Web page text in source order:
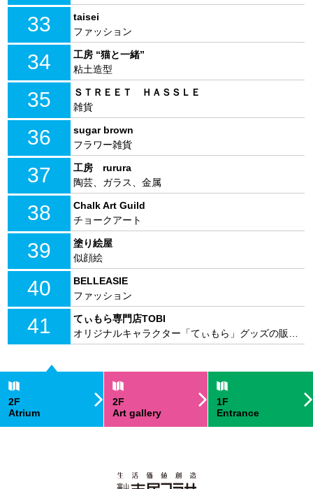
33
taisei
ファッション
34
工房 “猫と一緒”
粘土造型
35
ＳＴＲＥＥＴ ＨＡＳＳＬＥ
雑貨
36
sugar brown
フラワー雑貨
37
工房 rurura
陶芸、ガラス、金属
38
Chalk Art Guild
チョークアート
39
塗り絵屋
似顔絵
40
BELLEASIE
ファッション
41
てぃもら専門店TOBI
2F
Atrium
2F
Art gallery
1F
Entrance